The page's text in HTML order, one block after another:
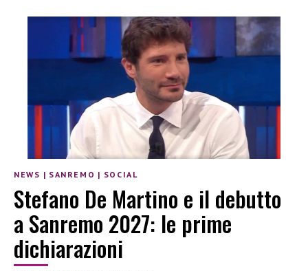
NEWS | SANREMO | SOCIAL
Stefano De Martino e il debutto
a Sanremo 2027: le prime
dichiarazioni